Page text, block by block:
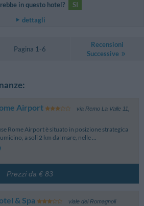
in questo hotel?
SI
dettagli
Pagina 1-6
Recensioni
Successive
Airport via Remo La Valle 11,
Rome Airport è situato in posizione strategica
a soli 2 km dal mare, nelle ...
Prezzi da € 83
& Spa
viale dei Romagnoli